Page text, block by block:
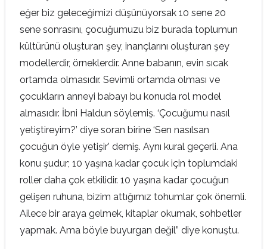
eğer biz geleceğimizi düşünüyorsak 10 sene 20
sene sonrasını, çocuğumuzu biz burada toplumun
kültürünü oluşturan şey, inançlarını oluşturan şey
modellerdir, örneklerdir. Anne babanın, evin sıcak
ortamda olmasıdır. Sevimli ortamda olması ve
çocukların anneyi babayı bu konuda rol model
almasıdır. İbni Haldun söylemiş. ‘Çocuğumu nasıl
yetiştireyim?’ diye soran birine ‘Sen nasılsan
çocuğun öyle yetişir’ demiş. Aynı kural geçerli. Ana
konu şudur; 10 yaşına kadar çocuk için toplumdaki
roller daha çok etkilidir. 10 yaşına kadar çocuğun
gelişen ruhuna, bizim attığımız tohumlar çok önemli.
Ailece bir araya gelmek, kitaplar okumak, sohbetler
yapmak. Ama böyle buyurgan değil” diye konuştu.